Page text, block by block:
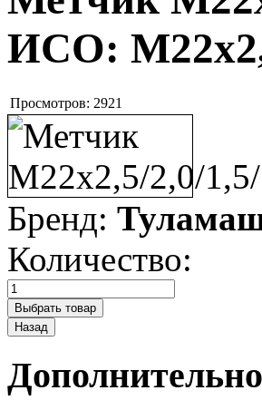
ИСО:
Просмотров: 2921
Бренд:
Количество: